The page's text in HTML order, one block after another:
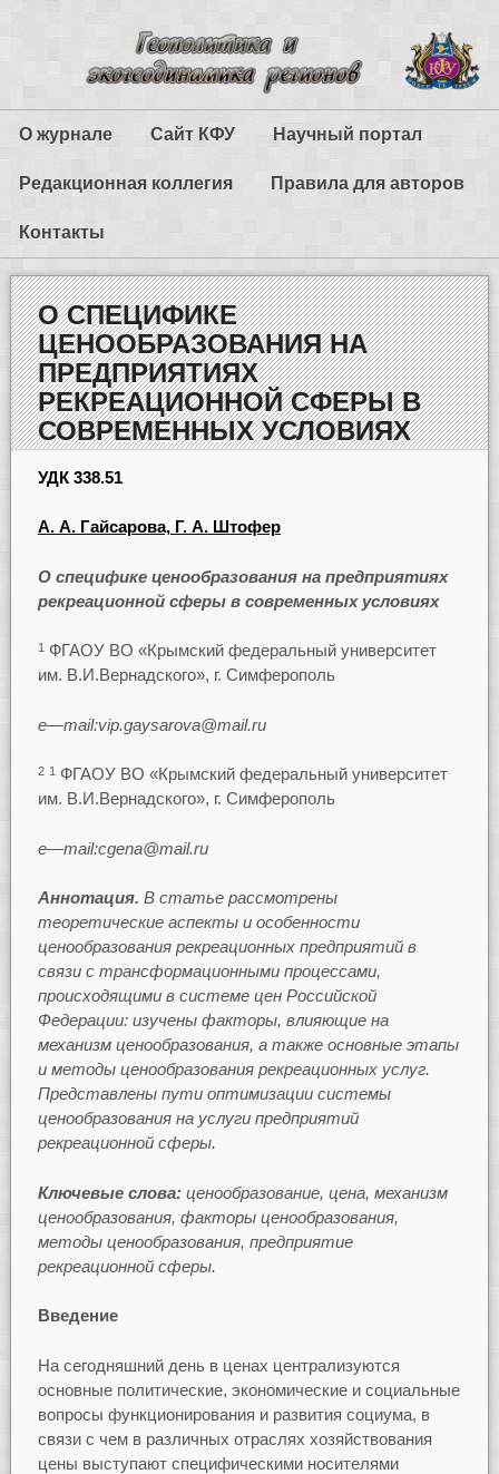
О журнале Сайт КФУ Научный портал
Редакционная коллегия Правила для авторов
Контакты
О СПЕЦИФИКЕ
ЦЕНООБРАЗОВАНИЯ НА
ПРЕДПРИЯТИЯХ
РЕКРЕАЦИОННОЙ СФЕРЫ В
СОВРЕМЕННЫХ УСЛОВИЯХ
УДК 338.51
А. А. Гайсарова, Г. А. Штофер
О специфике ценообразования на предприятиях
рекреационной сферы в современных условиях
1 ФГАОУ ВО «Крымский федеральный университет
им. В.И.Вернадского», г. Симферополь
e—mail:vip.gaysarova@mail.ru
2 1 ФГАОУ ВО «Крымский федеральный университет
им. В.И.Вернадского», г. Симферополь
e—mail:cgena@mail.ru
Аннотация. В статье рассмотрены
теоретические аспекты и особенности
ценообразования рекреационных предприятий в
связи с трансформационными процессами,
происходящими в системе цен Российской
Федерации: изучены факторы, влияющие на
механизм ценообразования, а также основные этапы
и методы ценообразования рекреационных услуг.
Представлены пути оптимизации системы
ценообразования на услуги предприятий
рекреационной сферы.
Ключевые слова: ценообразование, цена, механизм
ценообразования, факторы ценообразования,
методы ценообразования, предприятие
рекреационной сферы.
Введение
На сегодняшний день в ценах централизуются
основные политические, экономические и социальные
вопросы функционирования и развития социума, в
связи с чем в различных отраслях хозяйствования
цены выступают специфическими носителями